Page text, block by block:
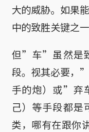
大的威胁。如果
中的致胜关键之一
但”车”虽然是
段。视其必要，
手的炮）或”弃
己）等手段都是
类，哪有在跟你